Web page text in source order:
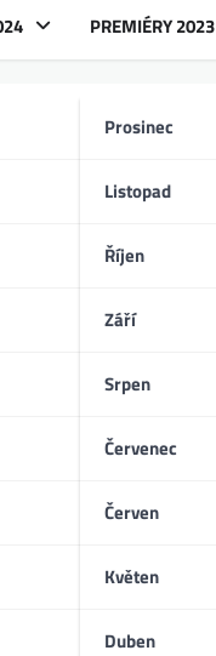
PREMIÉRY 2023
Prosinec
Listopad
Říjen
Září
Srpen
Červenec
Červen
Květen
Duben
2024)